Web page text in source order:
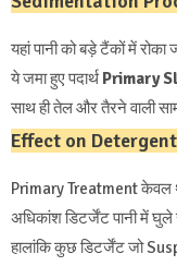
यहां पानी को बड़े टैंकों में रोका
ये जमा हुए पदार्थ Primary
साथ ही तेल और तैरने वाली
Effect on
Primary Treatment केवल
अधिकांश डिटर्जेंट पानी में
हालांकि कुछ डिटर्जेंट जो